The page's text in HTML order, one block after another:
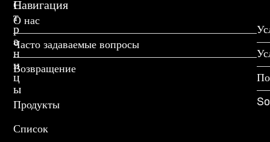
С
т
р
а
н
и
ц
ы
Продукты
Список
Навигация
О нас
Часто задаваемые вопросы
Возвращение